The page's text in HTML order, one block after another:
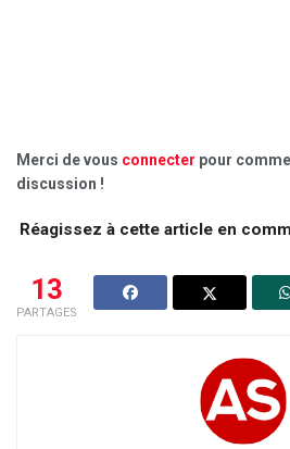
Merci de vous connecter pour
discussion !
Réagissez à cette article en
13
PARTAGES